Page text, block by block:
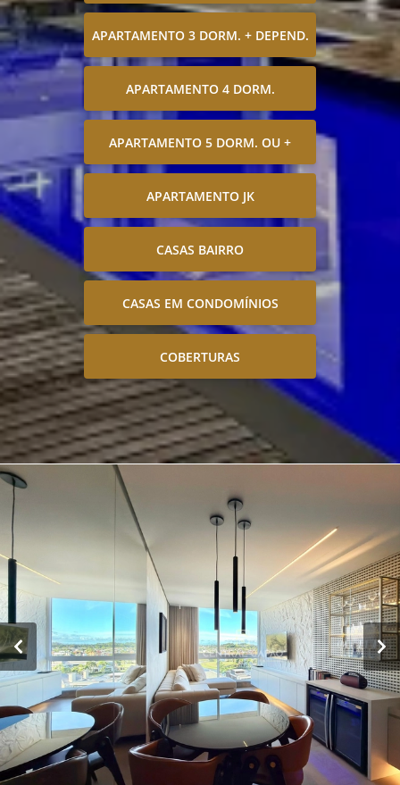
APARTAMENTO 3 DORM. + DEPEND.
APARTAMENTO 4 DORM.
APARTAMENTO 5 DORM. OU +
APARTAMENTO JK
CASAS BAIRRO
CASAS EM CONDOMÍNIOS
COBERTURAS